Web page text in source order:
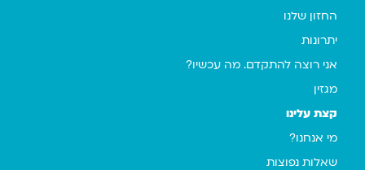
החזון שלנו
יתרונות
אני רוצה להתקדם. מה עכשיו?
מגזין
קצת עלינו
מי אנחנו?
שאלות נפוצות